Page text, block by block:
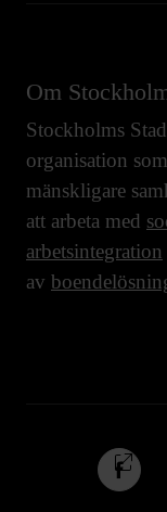
Om
Stockholms
organisation
mänskligare
att arbeta med
arbetsintegration
av
Följ
oss